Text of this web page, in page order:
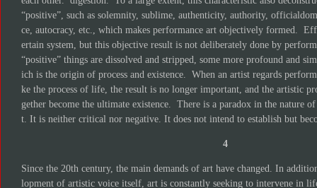
“positive”, such as solemnity, sublime, authenticity, authority,
ce, autocracy, etc., which makes performance art objectively formed.
ertain system, but this objective result is not deliberately done by
“positive” things are dissolved and stripped, some more profound and
ich is the origin of process and existence. When an artist regards
ke the process of life, the result is no longer important, and the artistic
gether become the ultimate existence. There is a paradox in the nature
t. It is neither critical nor negative. It does not intend to establish but
4
Since the 20th century, the main demands of art have changed. In
lopment of artistic voice itself, art is constantly seeking to intervene in